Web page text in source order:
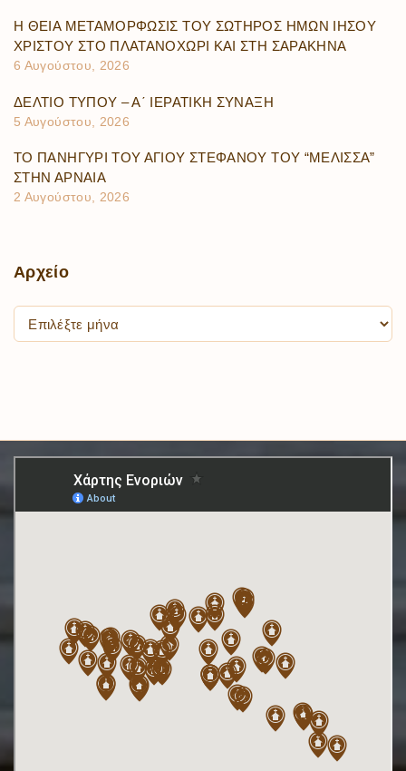
Η ΘΕΙΑ ΜΕΤΑΜΟΡΦΩΣΙΣ ΤΟΥ ΣΩΤΗΡΟΣ ΗΜΩΝ ΙΗΣΟΥ
ΧΡΙΣΤΟΥ ΣΤΟ ΠΛΑΤΑΝΟΧΩΡΙ ΚΑΙ ΣΤΗ ΣΑΡΑΚΗΝΑ
6 Αυγούστου, 2026
ΔΕΛΤΙΟ ΤΥΠΟΥ – Α΄ ΙΕΡΑΤΙΚΗ ΣΥΝΑΞΗ
5 Αυγούστου, 2026
ΤΟ ΠΑΝΗΓΥΡΙ ΤΟΥ ΑΓΙΟΥ ΣΤΕΦΑΝΟΥ ΤΟΥ “ΜΕΛΙΣΣΑ”
ΣΤΗΝ ΑΡΝΑΙΑ
2 Αυγούστου, 2026
Αρχείο